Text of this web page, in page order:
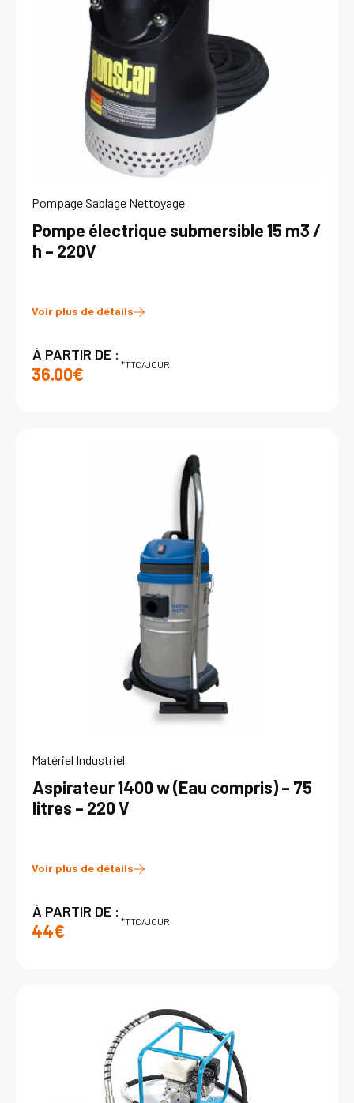
Pompage Sablage Nettoyage
Pompe électrique submersible 15 m3 /
h – 220V
Voir plus de détails
À PARTIR DE :
36.00€ *TTC/JOUR
Matériel Industriel
Aspirateur 1400 w (Eau compris) – 75
litres – 220 V
Voir plus de détails
À PARTIR DE :
44€ *TTC/JOUR